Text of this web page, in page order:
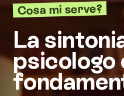
fondamentale per
e come farlo. Nello
accoglienza che si
rileggere la tua realtà
inediti che ti
conattitudine ed
Cosa mi serve?
La
psicologo